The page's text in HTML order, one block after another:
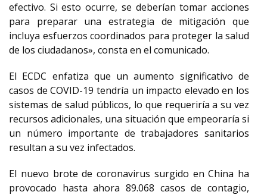
efectivo. Si esto ocurre, se deberían tomar acciones
para preparar una estrategia de mitigación que
incluya esfuerzos coordinados para proteger la salud
de los ciudadanos», consta en el comunicado.
El ECDC enfatiza que un aumento significativo de
casos de COVID-19 tendría un impacto elevado en los
sistemas de salud públicos, lo que requeriría a su vez
recursos adicionales, una situación que empeoraría si
un número importante de trabajadores sanitarios
resultan a su vez infectados.
El nuevo brote de coronavirus surgido en China ha
provocado hasta ahora 89.068 casos de contagio,